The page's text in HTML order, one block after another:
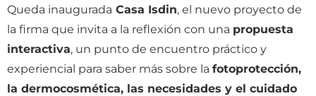
Queda inaugurada Casa Isdin, el nuevo proyecto de
la firma que invita a la reflexión con una propuesta
interactiva, un punto de encuentro práctico y
experiencial para saber más sobre la fotoprotección,
la dermocosmética, las necesidades y el cuidado